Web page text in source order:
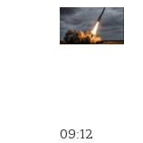
09:12